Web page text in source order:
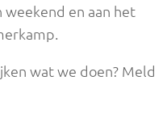
en aan het
wat we doen? Meld